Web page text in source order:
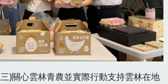
)關心雲林青農並實際行動支持雲林在地